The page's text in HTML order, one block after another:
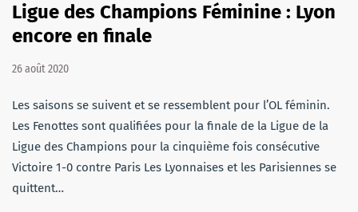
Ligue des Champions Féminine : Lyon
encore en finale
26 août 2020
Les saisons se suivent et se ressemblent pour l’OL féminin.
Les Fenottes sont qualifiées pour la finale de la Ligue de la
Ligue des Champions pour la cinquième fois consécutive
Victoire 1-0 contre Paris Les Lyonnaises et les Parisiennes se
quittent…